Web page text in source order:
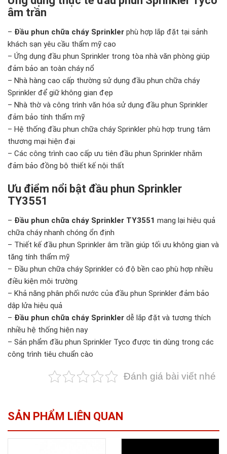
âm trần
– Đầu phun chữa cháy Sprinkler phù hợp lắp đặt tại sảnh
khách sạn yêu cầu thẩm mỹ cao
– Ứng dụng đầu phun Sprinkler trong tòa nhà văn phòng giúp
đảm bảo an toàn cháy nổ
– Nhà hàng cao cấp thường sử dụng đầu phun chữa cháy
Sprinkler để giữ không gian đẹp
– Nhà thờ và công trình văn hóa sử dụng đầu phun Sprinkler
đảm bảo tính thẩm mỹ
– Hệ thống đầu phun chữa cháy Sprinkler phù hợp trung tâm
thương mại hiện đại
– Các công trình cao cấp ưu tiên đầu phun Sprinkler nhằm
đảm bảo đồng bộ thiết kế nội thất
Ưu điểm nổi bật đầu phun Sprinkler
TY3551
– Đầu phun chữa cháy Sprinkler TY3551 mang lại hiệu quả
chữa cháy nhanh chóng ổn định
– Thiết kế đầu phun Sprinkler âm trần giúp tối ưu không gian và
tăng tính thẩm mỹ
– Đầu phun chữa cháy Sprinkler có độ bền cao phù hợp nhiều
điều kiện môi trường
– Khả năng phân phối nước của đầu phun Sprinkler đảm bảo
dập lửa hiệu quả
– Đầu phun chữa cháy Sprinkler dễ lắp đặt và tương thích
nhiều hệ thống hiện nay
– Sản phẩm đầu phun Sprinkler Tyco được tin dùng trong các
công trình tiêu chuẩn cào
Đánh giá bài viết nhé
SẢN PHẨM LIÊN QUAN